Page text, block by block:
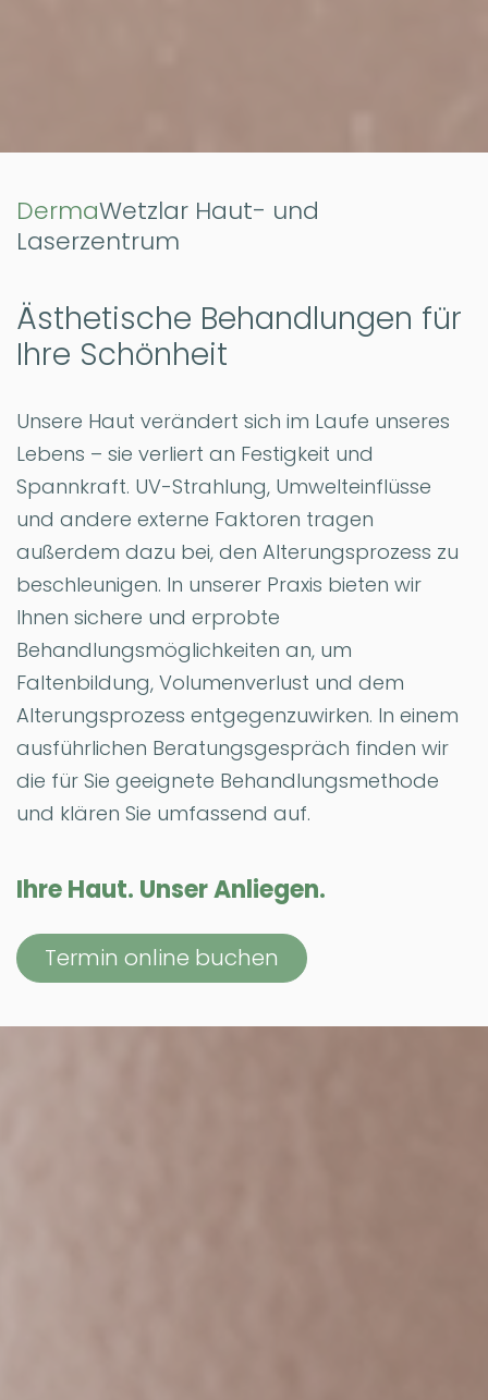
DermaWetzlar Haut- und
Laserzentrum
Ästhetische Behandlungen für
Ihre Schönheit
Unsere Haut verändert sich im Laufe unseres
Lebens – sie verliert an Festigkeit und
Spannkraft. UV-Strahlung, Umwelteinflüsse
und andere externe Faktoren tragen
außerdem dazu bei, den Alterungsprozess zu
beschleunigen. In unserer Praxis bieten wir
Ihnen sichere und erprobte
Behandlungsmöglichkeiten an, um
Faltenbildung, Volumenverlust und dem
Alterungsprozess entgegenzuwirken. In einem
ausführlichen Beratungsgespräch finden wir
die für Sie geeignete Behandlungsmethode
und klären Sie umfassend auf.
Ihre Haut. Unser Anliegen.
Termin online buchen